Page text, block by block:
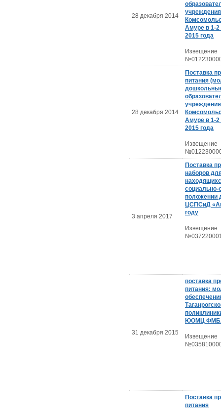
28 декабря 2014
Амуре в 1-2
2015 года
Извещение
28 декабря 2014
Поставка
питания
Амуре в 1-2
2015 года
Извещение
3 апреля 2017
Поставка
наборов
социально-
положении
ЦСПСиД
году
Извещение
31 декабря 2015
поставка
питания:
ЮОМЦ
Извещение
Поставка
питания